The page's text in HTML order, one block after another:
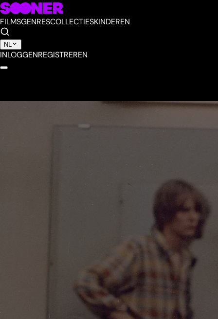
FILMSGENRESCOLLECTIESKINDEREN
NL
INLOGGENREGISTREREN